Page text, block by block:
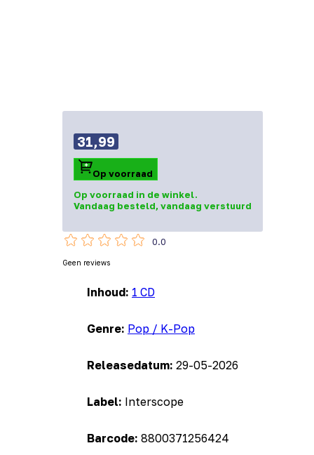
Inhoud: 1 CD
Genre: Pop / K-Pop
Releasedatum: 29-05-2026
Label: Interscope
Barcode: 8800371256424
31,99
Op voorraad
Op voorraad in de winkel.
Vandaag besteld, vandaag verstuurd
0.0
Geen reviews